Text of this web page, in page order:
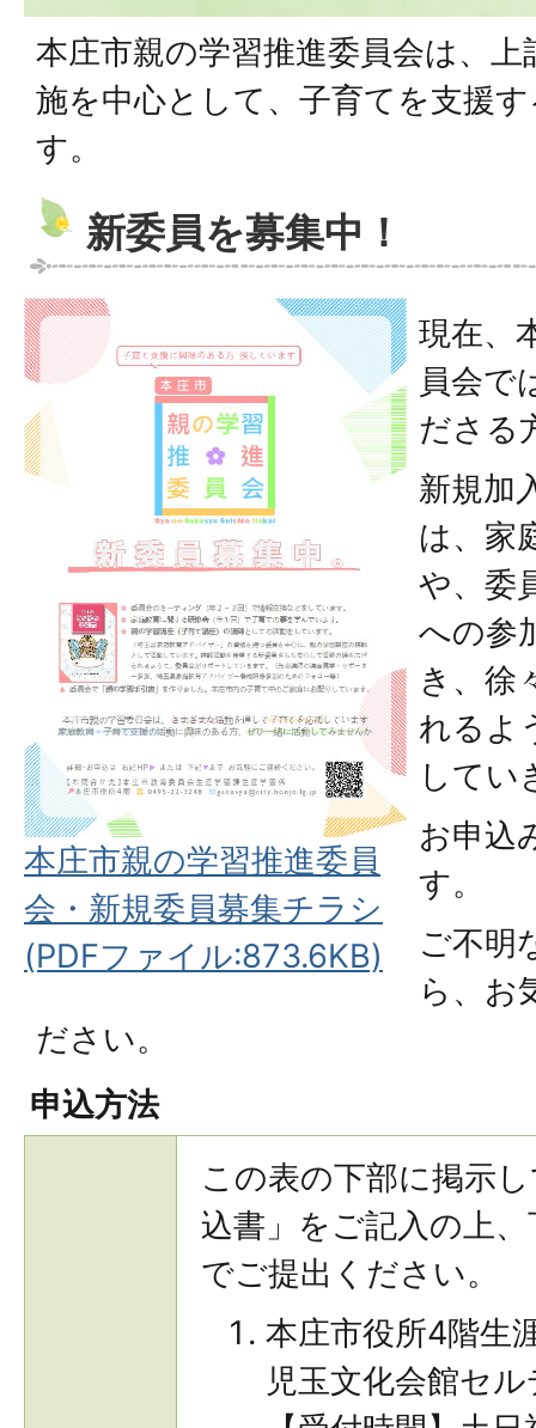
本庄市親の学習推進委員会は、
施を中心として、子育てを支援
す。
新委員を募集中！
本庄市親の学習推進委員
会・新規委員募集チラシ
(PDFファイル:873.6KB)
現在、
員会で
ださる
新規加
は、家
や、委
への参
き、徐
れるよ
してい
お申込
す。
ご不明
ら、お
ださい。
申込方法
この表の下部に掲示
込書」をご記入の上
でご提出ください。
本庄市役所4階生
児玉文化会館セ